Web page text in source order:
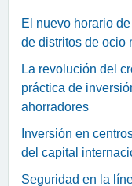
El nuevo horario
de distritos de ocio
La revolución del
práctica de
ahorradores
Inversión en
del capital
Seguridad en la